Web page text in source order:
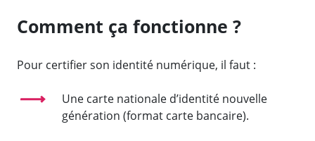
Comment ça fonctionne ?
Pour certifier son identité numérique, il faut :
Une carte nationale d’identité nouvelle
génération (format carte bancaire).